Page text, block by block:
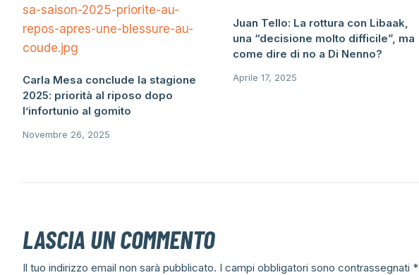
Carla Mesa conclude la stagione
2025: priorità al riposo dopo
l’infortunio al gomito
Novembre 26, 2025
Juan Tello: La rottura con Libaak,
una “decisione molto difficile”, ma
come dire di no a Di Nenno?
Aprile 17, 2025
LASCIA UN COMMENTO
Il tuo indirizzo email non sarà pubblicato. I campi obbligatori sono contrassegnati *